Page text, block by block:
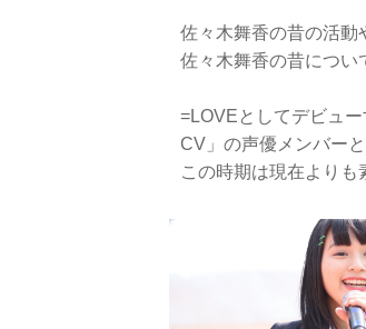
佐々木舞香の昔の活動
佐々木舞香の昔につい
=LOVEとしてデビュ
CV」の声優メンバー
この時期は現在よりも